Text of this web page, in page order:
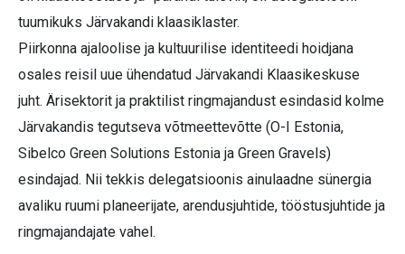
tuumikuks Järvakandi klaasi­klaster.
Piirkonna ajaloolise ja kultuurilise identiteedi hoidjana
osales reisil uue ühendatud Järvakandi Klaasikeskuse
juht. Ärisektorit ja praktilist ringmajandust esindasid kolme
Järvakandis tegutseva võtmeettevõtte (O-I Estonia,
Sibelco Green Solutions Estonia ja Green Gravels)
esindajad. Nii tekkis delegatsioonis ainulaadne sünergia
avaliku ruumi planeerijate, arendusjuhtide, tööstusjuhtide ja
ringmajandajate vahel.